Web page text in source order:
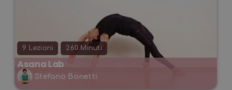
9 Lezioni 260 Minuti
Asana Lab
Stefano Bonetti